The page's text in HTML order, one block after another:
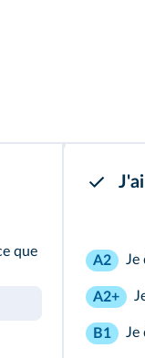
que
A2 Je
A2+
B1 Je